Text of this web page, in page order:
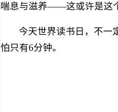
喘息与滋养——这或许是这
今天世界读书日，不
怕只有6分钟。